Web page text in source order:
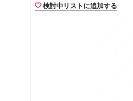
検討中リストに追加する